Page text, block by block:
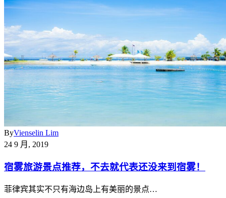
ByVienselin Lim
24 9 月, 2019
宿雾旅游景点推荐，不去就代表还没来到宿雾！
菲律宾其实不只有海边岛上有美丽的景点…